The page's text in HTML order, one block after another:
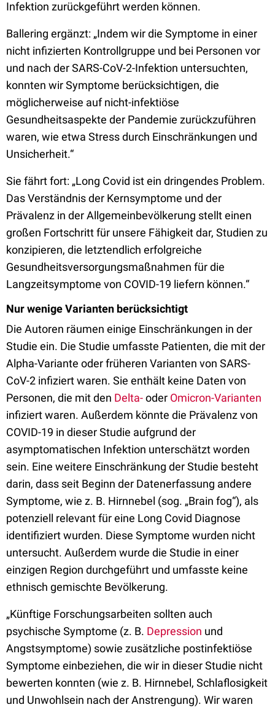
Infektion zurückgeführt werden können.
Ballering ergänzt: „Indem wir die Symptome in einer
nicht infizierten Kontrollgruppe und bei Personen vor
und nach der SARS-CoV-2-Infektion untersuchten,
konnten wir Symptome berücksichtigen, die
möglicherweise auf nicht-infektiöse
Gesundheitsaspekte der Pandemie zurückzuführen
waren, wie etwa Stress durch Einschränkungen und
Unsicherheit.“
Sie fährt fort: „Long Covid ist ein dringendes Problem.
Das Verständnis der Kernsymptome und der
Prävalenz in der Allgemeinbevölkerung stellt einen
großen Fortschritt für unsere Fähigkeit dar, Studien zu
konzipieren, die letztendlich erfolgreiche
Gesundheitsversorgungsmaßnahmen für die
Langzeitsymptome von COVID-19 liefern können.“
Nur wenige Varianten berücksichtigt
Die Autoren räumen einige Einschränkungen in der
Studie ein. Die Studie umfasste Patienten, die mit der
Alpha-Variante oder früheren Varianten von SARS-
CoV-2 infiziert waren. Sie enthält keine Daten von
Personen, die mit den Delta-oder Omicron-Varianten
infiziert waren. Außerdem könnte die Prävalenz von
COVID-19 in dieser Studie aufgrund der
asymptomatischen Infektion unterschätzt worden
sein. Eine weitere Einschränkung der Studie besteht
darin, dass seit Beginn der Datenerfassung andere
Symptome, wie z. B. Hirnnebel (sog. „Brain fog“), als
potenziell relevant für eine Long Covid Diagnose
identifiziert wurden. Diese Symptome wurden nicht
untersucht. Außerdem wurde die Studie in einer
einzigen Region durchgeführt und umfasste keine
ethnisch gemischte Bevölkerung.
„Künftige Forschungsarbeiten sollten auch
psychische Symptome (z. B. Depression und
Angstsymptome) sowie zusätzliche postinfektiöse
Symptome einbeziehen, die wir in dieser Studie nicht
bewerten konnten (wie z. B. Hirnnebel, Schlaflosigkeit
und Unwohlsein nach der Anstrengung). Wir waren